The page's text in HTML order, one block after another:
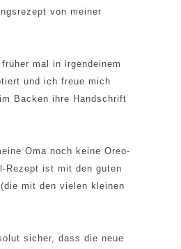
von meiner
mal in irgendeinem
und ich freue mich
Backen ihre Handschrift
Oma noch keine Oreo-
Rezept ist mit den guten
mit den vielen kleinen
sicher, dass die neue